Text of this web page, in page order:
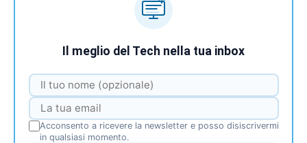
Il meglio del Tech nella tua inbox
Acconsento a ricevere la newsletter e posso disiscrivermi
in qualsiasi momento.